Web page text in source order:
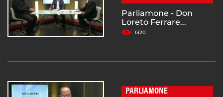
Parliamone - Don
Loreto Ferrare...
1320
PARLIAMONE